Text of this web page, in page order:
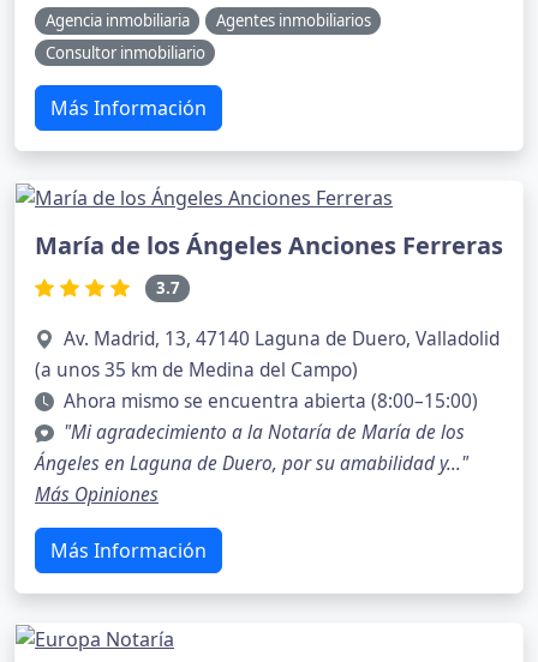
Agencia inmobiliaria
Agentes inmobiliarios
Consultor inmobiliario
Más Información
María de los Ángeles Anciones Ferreras
3.7
Av. Madrid, 13, 47140 Laguna de Duero, Valladolid
(a unos 35 km de Medina del Campo)
Ahora mismo se encuentra abierta (8:00–15:00)
"Mi agradecimiento a la Notaría de María de los
Ángeles en Laguna de Duero, por su amabilidad y..."
Más Opiniones
Más Información